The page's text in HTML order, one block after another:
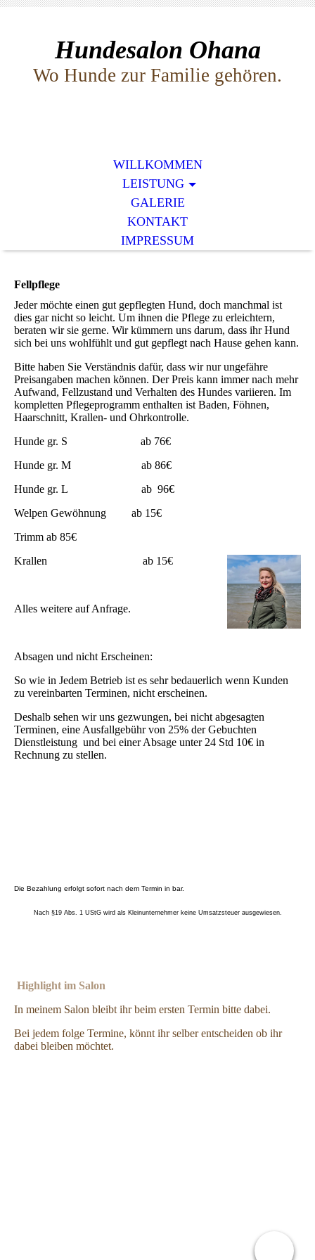
Hundesalon Ohana
Wo Hunde zur Familie gehören.
WILLKOMMEN
LEISTUNG
GALERIE
KONTAKT
IMPRESSUM
Fellpflege
Jeder möchte einen gut gepflegten Hund, doch manchmal ist
dies gar nicht so leicht. Um ihnen die Pflege zu erleichtern,
beraten wir sie gerne. Wir kümmern uns darum, dass ihr Hund
sich bei uns wohlfühlt und gut gepflegt nach Hause gehen kann.
Bitte haben Sie Verständnis dafür, dass wir nur ungefähre
Preisangaben machen können. Der Preis kann immer nach mehr
Aufwand, Fellzustand und Verhalten des Hundes variieren. Im
kompletten Pflegeprogramm enthalten ist Baden, Föhnen,
Haarschnitt, Krallen- und Ohrkontrolle.
Hunde gr. S ab 76€
Hunde gr. M ab 86€
Hunde gr. L ab 96€
Welpen Gewöhnung ab 15€
Trimm ab 85€
Krallen ab 15€
Alles weitere auf Anfrage.
Absagen und nicht Erscheinen:
So wie in Jedem Betrieb ist es sehr bedauerlich wenn Kunden
zu vereinbarten Terminen, nicht erscheinen.
Deshalb sehen wir uns gezwungen, bei nicht abgesagten
Terminen, eine Ausfallgebühr von 25% der Gebuchten
Dienstleistung und bei einer Absage unter 24 Std 10€ in
Rechnung zu stellen.
Die Bezahlung erfolgt sofort nach dem Termin in bar.
Nach §19 Abs. 1 UStG wird als Kleinunternehmer keine Umsatzsteuer ausgewiesen.
Highlight im Salon
In meinem Salon bleibt ihr beim ersten Termin bitte dabei.
Bei jedem folge Termine, könnt ihr selber entscheiden ob ihr
dabei bleiben möchtet.